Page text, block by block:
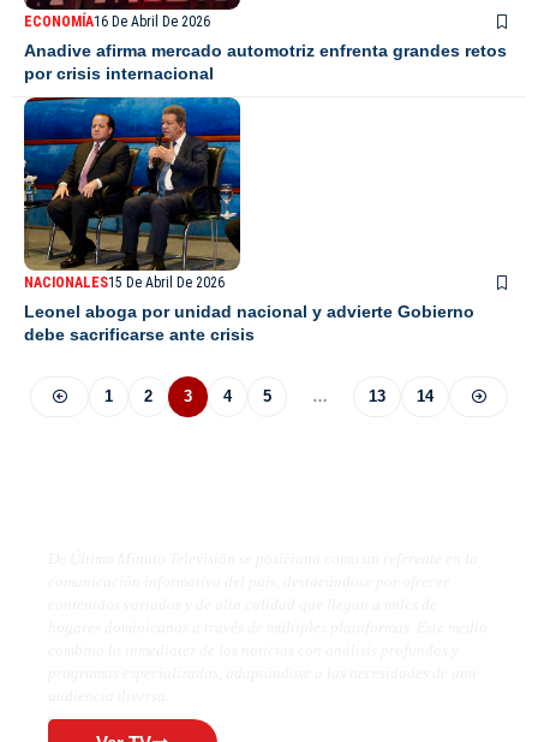
ECONOMÍA16 De Abril De 2026
Anadive afirma mercado automotriz enfrenta grandes retos
por crisis internacional
NACIONALES15 De Abril De 2026
Leonel aboga por unidad nacional y advierte Gobierno
debe sacrificarse ante crisis
1 2 3 4 5 … 13 14